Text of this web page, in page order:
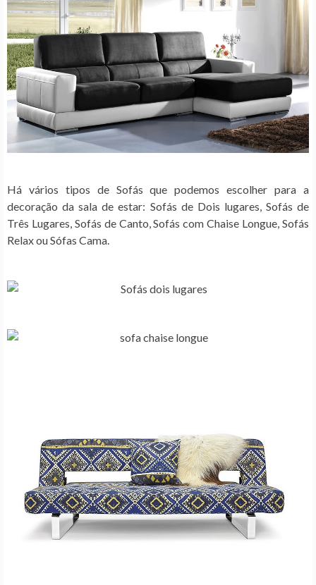
Há vários tipos de Sofás que podemos escolher para a
decoração da sala de estar: Sofás de Dois lugares, Sofás de
Três Lugares, Sofás de Canto, Sofás com Chaise Longue, Sofás
Relax ou Sófas Cama.